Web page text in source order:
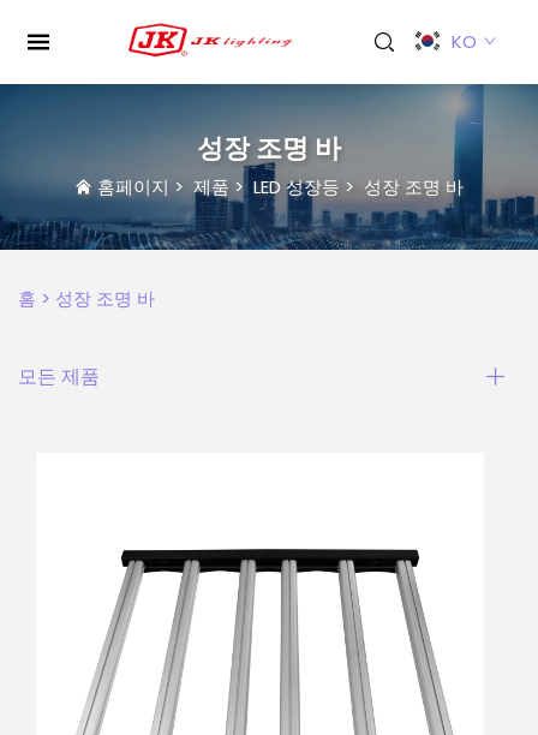
KO
성장 조명 바
홈페이지 > 제품 > LED 성장등 > 성장 조명 바
홈 > 성장 조명 바
모든 제품